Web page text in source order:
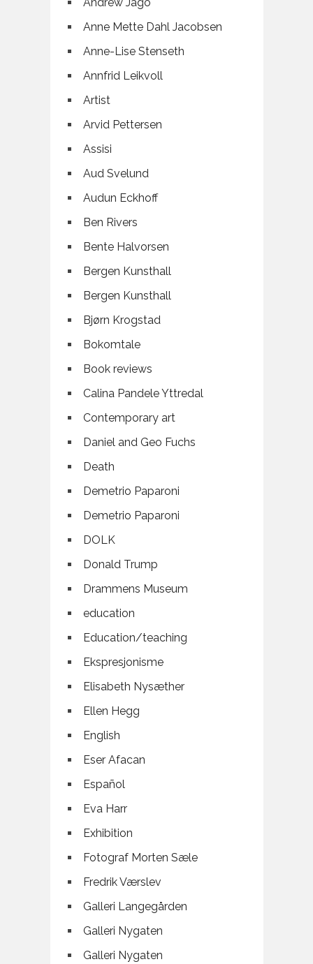
Anne Mette Dahl Jacobsen
Anne-Lise Stenseth
Annfrid Leikvoll
Artist
Arvid Pettersen
Assisi
Aud Svelund
Audun Eckhoff
Ben Rivers
Bente Halvorsen
Bergen Kunsthall
Bergen Kunsthall
Bjørn Krogstad
Bokomtale
Book reviews
Calina Pandele Yttredal
Contemporary art
Daniel and Geo Fuchs
Death
Demetrio Paparoni
Demetrio Paparoni
DOLK
Donald Trump
Drammens Museum
education
Education/teaching
Ekspresjonisme
Elisabeth Nysæther
Ellen Hegg
English
Eser Afacan
Español
Eva Harr
Exhibition
Fotograf Morten Sæle
Fredrik Værslev
Galleri Langegården
Galleri Nygaten
Galleri Nygaten